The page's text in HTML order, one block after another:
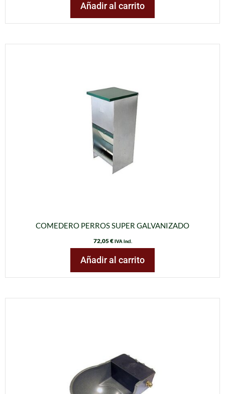
Añadir al carrito
COMEDERO PERROS SUPER GALVANIZADO
72,05€ IVA incl.
Añadir al carrito